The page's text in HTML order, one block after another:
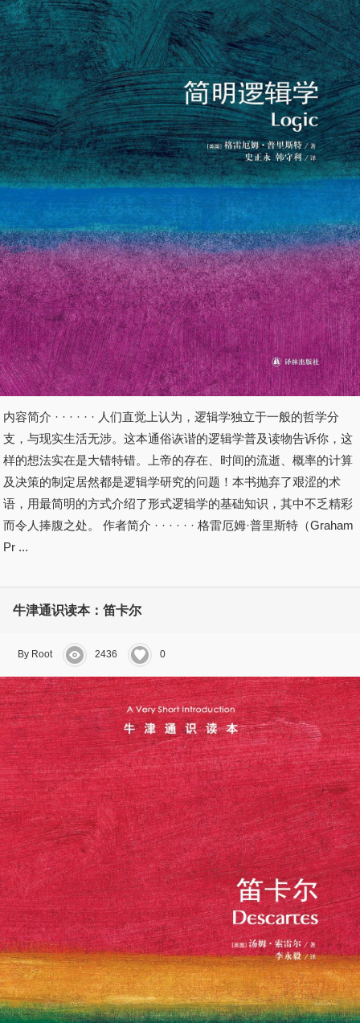
内容简介 · · · · · · 人们直觉上认为，逻辑学独立于一般的哲学分
支，与现实生活无涉。这本通俗诙谐的逻辑学普及读物告诉你，这
样的想法实在是大错特错。上帝的存在、时间的流逝、概率的计算
及决策的制定居然都是逻辑学研究的问题！本书抛弃了艰涩的术
语，用最简明的方式介绍了形式逻辑学的基础知识，其中不乏精彩
而令人捧腹之处。 作者简介 · · · · · · 格雷厄姆·普里斯特（Graham
Pr ...
牛津通识读本：笛卡尔
By Root 2436 0